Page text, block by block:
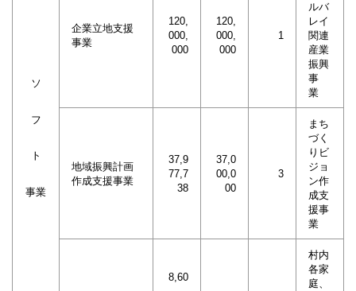
ソ
フ
ト
事業
企業立地支援
事業
120,
000,
000
120,
000,
000
1
ルバ
レイ
関連
産業
振興
事
業
地域振興計画
作成支援事業
37,9
77,7
38
37,0
00,0
00
3
まち
づく
りビ
ジョ
ン作
成支
援事
業
8,60
村内
各家
庭、